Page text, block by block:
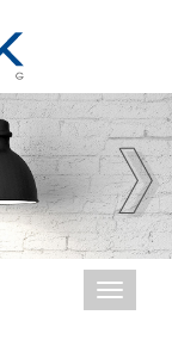
Toggle